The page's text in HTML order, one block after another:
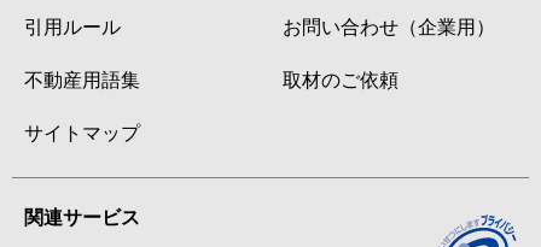
引用ルール
不動産用語集
サイトマップ
お問い合わせ（企業用）
取材のご依頼
関連サービス